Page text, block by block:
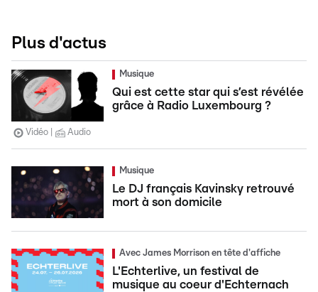
Plus d'actus
Musique
Qui est cette star qui s’est révélée
grâce à Radio Luxembourg ?
Vidéo Audio
Musique
Le DJ français Kavinsky retrouvé
mort à son domicile
Avec James Morrison en tête d'affiche
L'Echterlive, un festival de
musique au coeur d'Echternach